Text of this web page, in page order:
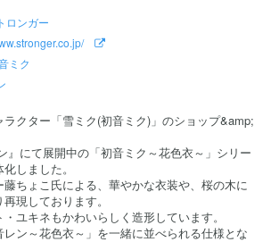
ロンガー
ミク
クター「雪ミク(初音ミク)」のショップ&amp;
』にて展開中の「初音ミク～花色衣～」シリー
しました。
藤ちょこ氏による、華やかな衣装や、桜の木に
現しております。
ユキネもかわいらしく造形しています。
ン～花色衣～」を一緒に並べられる仕様とな